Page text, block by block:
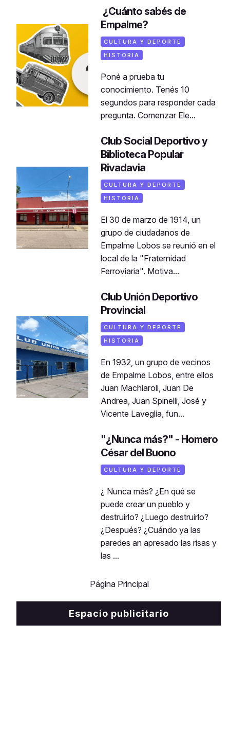
­¿Cuánto sabés de
Empalme?
CULTURA Y DEPORTE
HISTORIA
Poné a prueba tu
conocimiento. Tenés 10
segundos para responder cada
pregunta. Comenzar Ele...
Club Social Deportivo y
Biblioteca Popular
Rivadavia
CULTURA Y DEPORTE
HISTORIA
El 30 de marzo de 1914, un
grupo de ciudadanos de
Empalme Lobos se reunió en el
local de la "Fraternidad
Ferroviaria". Motiva...
Club Unión Deportivo
Provincial
CULTURA Y DEPORTE
HISTORIA
En 1932, un grupo de vecinos
de Empalme Lobos, entre ellos
Juan Machiaroli, Juan De
Andrea, Juan Spinelli, José y
Vicente Laveglia, fun...
"¿Nunca más?" - Homero
César del Buono
CULTURA Y DEPORTE
¿ Nunca más? ¿En qué se
puede crear un pueblo y
destruirlo? ¿Luego destruirlo?
¿Después? ¿Cuándo ya las
paredes an apresado las risas y
las ...
Página Principal
Espacio publicitario